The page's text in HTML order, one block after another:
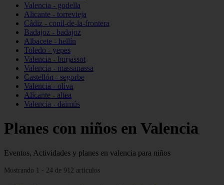
Valencia - godella
Alicante - torrevieja
Cádiz - conil-de-la-frontera
Badajoz - badajoz
Albacete - hellín
Toledo - yepes
Valencia - burjassot
Valencia - massanassa
Castellón - segorbe
Valencia - oliva
Alicante - altea
Valencia - daimús
Planes con niños en Valencia
Eventos, Actividades y planes en valencia para niños
Mostrando 1 - 24 de 912 artículos